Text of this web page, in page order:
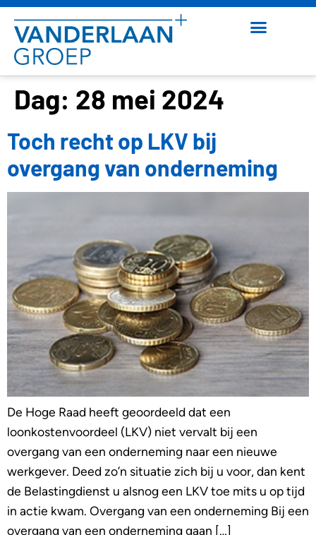
Dag: 28 mei 2024
Toch recht op LKV bij
overgang van onderneming
De Hoge Raad heeft geoordeeld dat een
loonkostenvoordeel (LKV) niet vervalt bij een
overgang van een onderneming naar een nieuwe
werkgever. Deed zo’n situatie zich bij u voor, dan kent
de Belastingdienst u alsnog een LKV toe mits u op tijd
in actie kwam. Overgang van een onderneming Bij een
overgang van een onderneming gaan […]